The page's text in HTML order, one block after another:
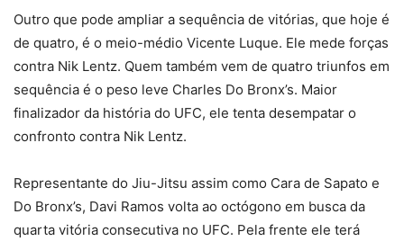
Outro que pode ampliar a sequência de vitórias, que hoje é
de quatro, é o meio-médio Vicente Luque. Ele mede forças
contra Nik Lentz. Quem também vem de quatro triunfos em
sequência é o peso leve Charles Do Bronx’s. Maior
finalizador da história do UFC, ele tenta desempatar o
confronto contra Nik Lentz.
Representante do Jiu-Jitsu assim como Cara de Sapato e
Do Bronx’s, Davi Ramos volta ao octógono em busca da
quarta vitória consecutiva no UFC. Pela frente ele terá